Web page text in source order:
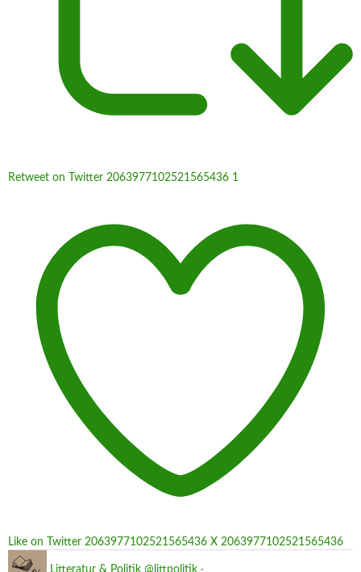
Retweet on Twitter 2063977102521565436 1
Like on Twitter 2063977102521565436 X 2063977102521565436
Litteratur & Politik @littpolitik ·